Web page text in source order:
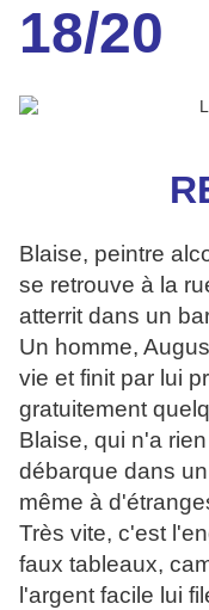
18/20
Blaise, peintre
se retrouve à la
atterrit dans un
Un homme,
vie et finit par lui
gratuitement
Blaise, qui n'a
débarque dans
même à
Très vite, c'est
faux tableaux,
l'argent facile lui